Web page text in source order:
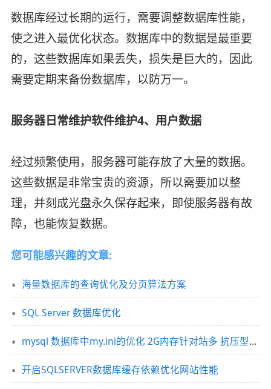
数据库经过长期的运行，需要调整数据库性能，
使之进入最优化状态。数据库中的数据是最重要
的，这些数据库如果丢失，损失是巨大的，因此
需要定期来备份数据库，以防万一。
服务器日常维护软件维护4、用户数据
经过频繁使用，服务器可能存放了大量的数据。
这些数据是非常宝贵的资源，所以需要加以整
理，并刻成光盘永久保存起来，即使服务器有故
障，也能恢复数据。
您可能感兴趣的文章:
海量数据库的查询优化及分页算法方案
SQL Server 数据库优化
mysql 数据库中my.ini的优化 2G内存针对站多 抗压型的设置
开启SQLSERVER数据库缓存依赖优化网站性能